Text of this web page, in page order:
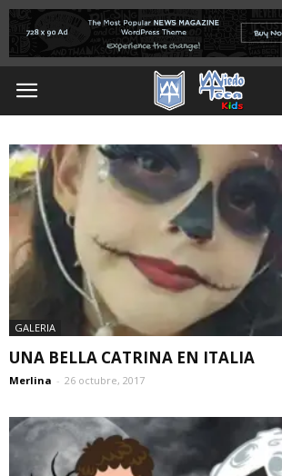
GALERIA
UNA BELLA CATRINA EN ITALIA
Merlina - 26 octubre, 2017